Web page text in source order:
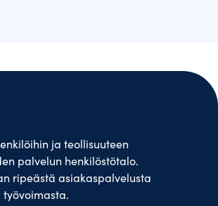
ja teollisuuteen
palvelun henkilöstötalo.
ripeästä asiakaspalvelusta